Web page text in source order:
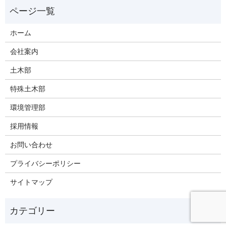
ホーム
会社案内
土木部
特殊土木部
環境管理部
採用情報
お問い合わせ
プライバシーポリシー
サイトマップ